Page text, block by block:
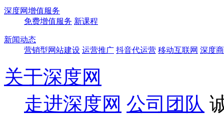
深度网增值服务
免费增值服务 新课程
新闻动态
营销型网站建设 运营推广 抖音代运营 移动互联网 深度
关于深度网
走进深度网 公司团队